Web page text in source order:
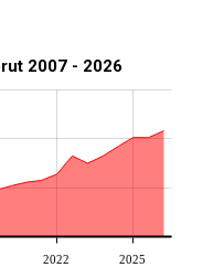
2007 - 2026
2022 2025